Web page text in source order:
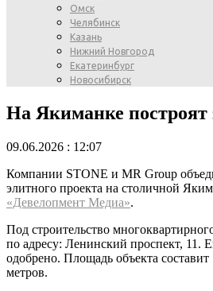
Омск
Челябинск
Казань
Нижний Новгород
Екатеринбург
Новосибирск
На Якиманке
09.06.2026 : 12:07
Компании STONE и MR Group
элитного проекта на столичной
«Девелопмент Медиа».
Под строительство
по адресу: Ленинский проспект, 11.
одобрено. Площадь объекта
метров.